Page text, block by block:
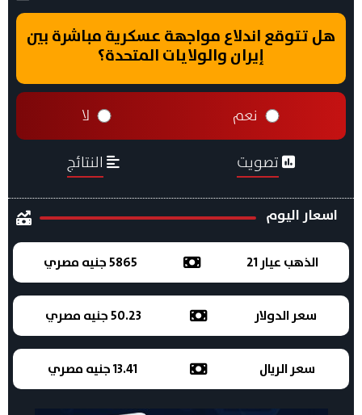
هل تتوقع اندلاع مواجهة عسكرية مباشرة بين
إيران والولايات المتحدة؟
نعم لا
تصويت النتائج
اسعار اليوم
الذهب عيار 21 5865 جنيه مصري
سعر الدولار 50.23 جنيه مصري
سعر الريال 13.41 جنيه مصري